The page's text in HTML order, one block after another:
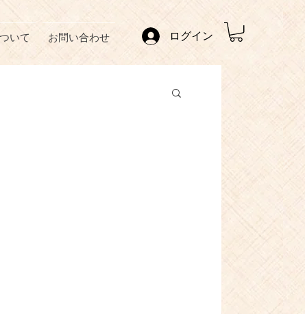
いて お問い合わせ ログイン